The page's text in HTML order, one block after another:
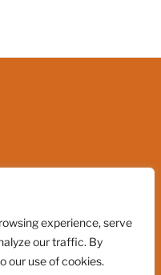
experience, serve
our traffic. By
our use of cookies.